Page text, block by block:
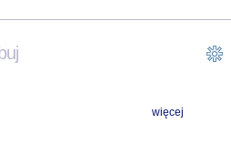
więcej